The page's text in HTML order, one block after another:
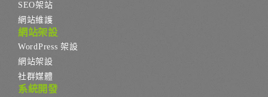
SEO架站
網站維護
網站架設
WordPress 架設
網站架設
社群媒體
系統開發